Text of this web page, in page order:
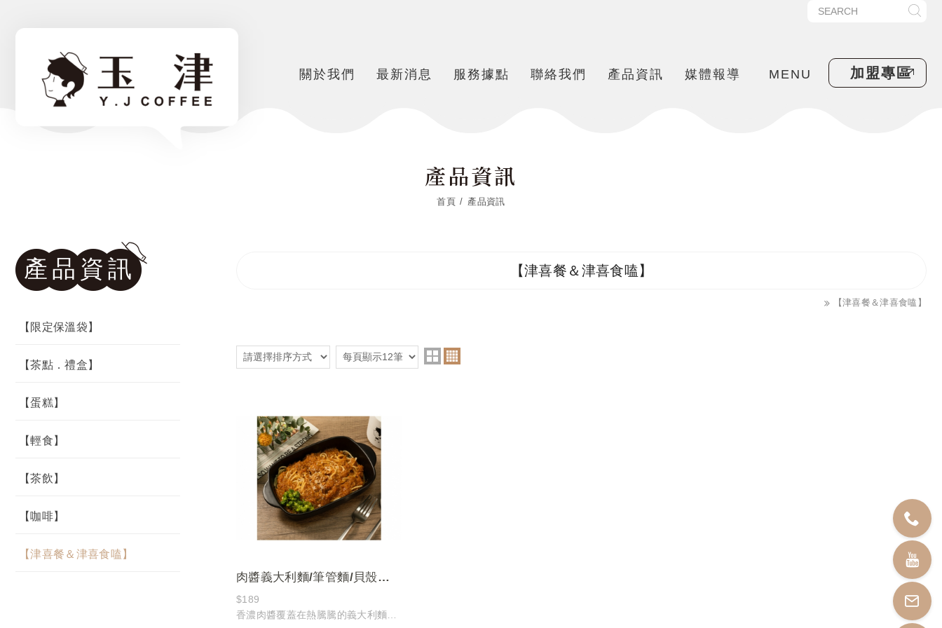
關於我們 最新消息 服務據點 聯絡我們 產品資訊 媒體報導 MENU 加盟專區
產品資訊
首頁 產品資訊
產品資訊
【限定保溫袋】
【茶點．禮盒】
【蛋糕】
【輕食】
【茶飲】
【咖啡】
【津喜餐＆津喜食嗑】
【津喜餐＆津喜食嗑】
【津喜餐＆津喜食嗑】
肉醬義大利麵/筆管麵/貝殼麵/
燉飯 Spaghetti with meat
sauce
$189
香濃肉醬覆蓋在熱騰騰的義大利麵上